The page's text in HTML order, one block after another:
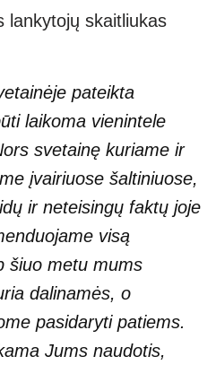
pateikta
laikoma vienintele
svetainę kuriame ir
įvairiuose šaltiniuose,
ir neteisingų faktų joje
visą
šiuo metu mums
dalinamės, o
pasidaryti patiems.
Jums naudotis,